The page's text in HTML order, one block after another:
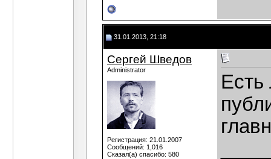
31.01.2013, 21:18
Сергей Шведов
Administrator
Регистрация: 21.01.2007
Сообщений: 1,016
Сказал(а) спасибо: 580